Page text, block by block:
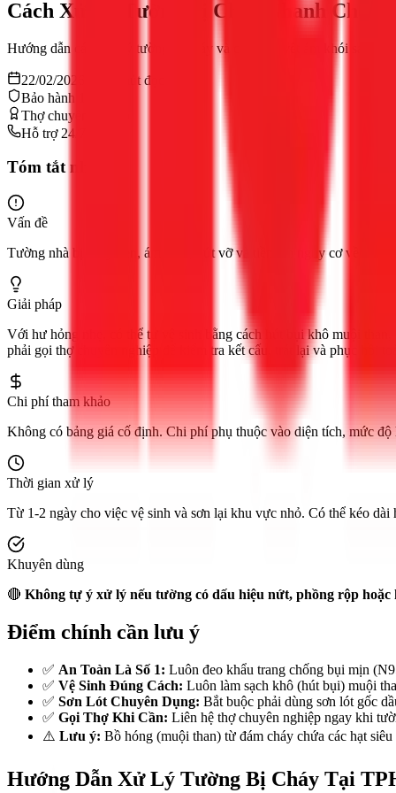
Cách Xử Lý Tường Bị Cháy Nhanh
Hướng dẫn cách xử lý tường bị cháy và cách tẩy vết ám khói sau
22/02/2026
phút đọc
Bảo hành 12 tháng
Thợ chuyên nghiệp
Hỗ trợ 24/7
Tóm tắt nhanh
Vấn đề
Tường nhà bị cháy đen, ám khói, nứt vỡ và tiềm ẩn nguy cơ về kết
Giải pháp
Với hư hỏng nhẹ, có thể tự vệ sinh bằng cách hút bụi khô muội
phải gọi thợ chuyên nghiệp để kiểm tra kết cấu, trát lại và phục hồi
Chi phí tham khảo
Không có bảng giá cố định. Chi phí phụ thuộc vào diện tích, mức
Thời gian xử lý
Từ 1-2 ngày cho việc vệ sinh và sơn lại khu vực nhỏ. Có thể kéo
Khuyên dùng
🔴 Không tự ý xử lý nếu tường có dấu hiệu nứt, phồng rộp hoặc
Điểm chính cần lưu ý
✅ An Toàn Là Số 1: Luôn đeo khẩu trang chống bụi mịn
✅ Vệ Sinh Đúng Cách: Luôn làm sạch khô (hút bụi) muội
✅ Sơn Lót Chuyên Dụng: Bắt buộc phải dùng sơn lót gốc
✅ Gọi Thợ Khi Cần: Liên hệ thợ chuyên nghiệp ngay khi
⚠️ Lưu ý: Bồ hóng (muội than) từ đám cháy chứa các hạt
Hướng Dẫn Xử Lý Tường Bị Cháy Tại